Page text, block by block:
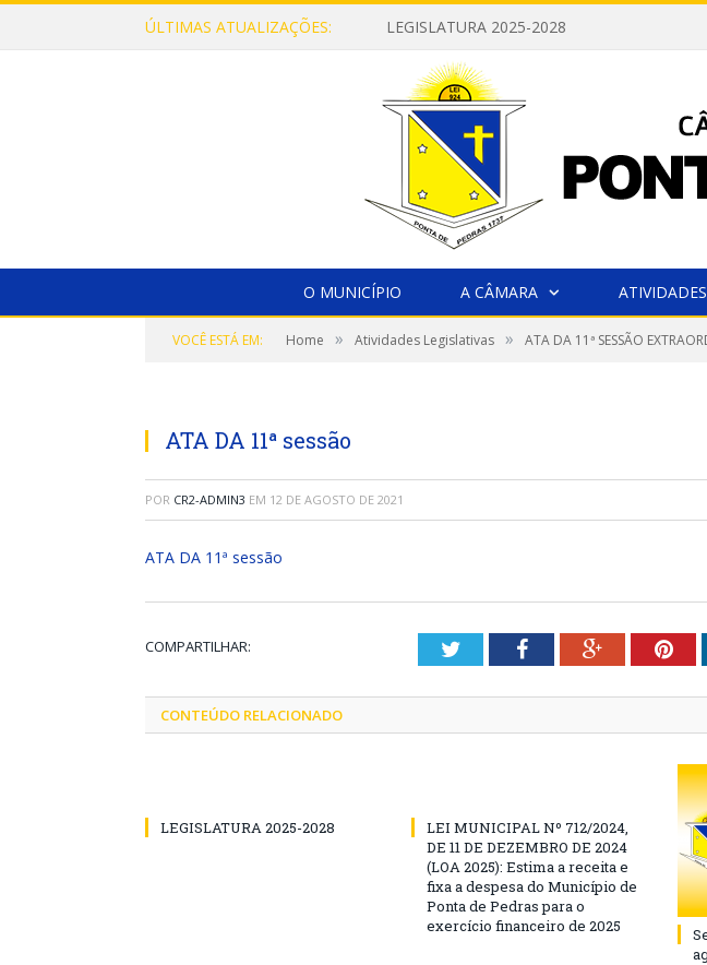
ÚLTIMAS ATUALIZAÇÕES: LEGISLATURA 2025-2028
O MUNICÍPIO A CÂMARA
VOCÊ ESTÁ EM: Home » Atividades Legislativas » ATA DA 11ª SESSÃO
ATA DA 11ª sessão
POR CR2-ADMIN3 EM 12 DE AGOSTO DE 2021
ATA DA 11ª sessão
COMPARTILHAR: TwitterFacebookGoogle+
CONTEÚDO RELACIONADO
LEGISLATURA 2025-2028
LEI MUNICIPAL Nº 712/2024,
DE 11 DE DEZEMBRO DE 2024
(LOA 2025): Estima a receita e
fixa a despesa do Município de
Ponta de Pedras para o
exercício financeiro de 2025